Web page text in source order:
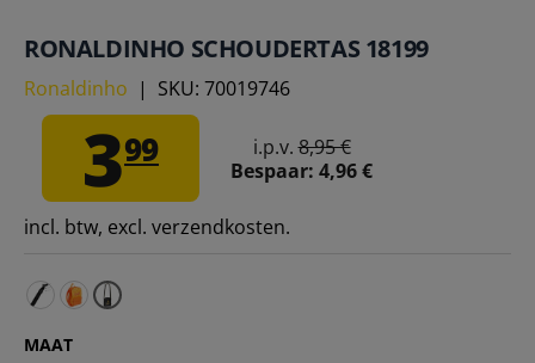
RONALDINHO SCHOUDERTAS 18199
Ronaldinho | SKU: 70019746
399 i.p.v.8,95 €
Bespaar: 4,96 €
incl. btw, excl. verzendkosten.
MAAT